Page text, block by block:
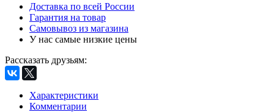
Доставка по всей России
Гарантия на товар
Самовывоз из магазина
У нас самые низкие цены
Рассказать друзьям:
Характеристики
Комментарии